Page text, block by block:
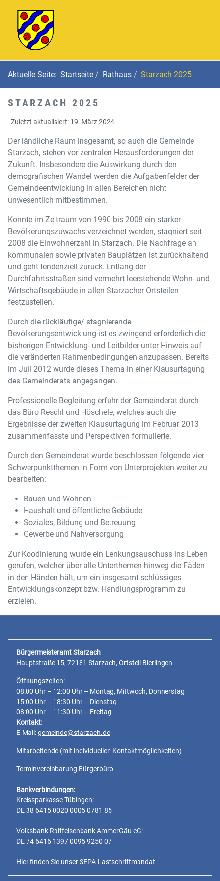
Aktuelle Seite: Startseite Rathaus Starzach 2025
STARZACH 2025
Zuletzt aktualisiert: 19. März 2024
Der ländliche Raum insgesamt, so auch die Gemeinde
Starzach, stehen vor zentralen Herausforderungen der
Zukunft. Insbesondere die Auswirkung durch den
demografischen Wandel werden die Aufgabenfelder der
Gemeindeentwicklung in allen Bereichen nicht
unwesentlich mitbestimmen.
Konnte im Zeitraum von 1990 bis 2008 ein starker
Bevölkerungszuwachs verzeichnet werden, stagniert seit
2008 die Einwohnerzahl in Starzach. Die Nachfrage an
kommunalen sowie privaten Bauplätzen ist zurückhaltend
und geht tendenziell zurück. Entlang der
Durchfahrtsstraßen sind vermehrt leerstehende Wohn- und
Wirtschaftsgebäude in allen Starzacher Ortsteilen
festzustellen.
Durch die rückläufige/ stagnierende
Bevölkerungsentwicklung ist es zwingend erforderlich die
bisherigen Entwicklung- und Leitbilder unter Hinweis auf
die veränderten Rahmenbedingungen anzupassen. Bereits
im Juli 2012 wurde dieses Thema in einer Klausurtagung
des Gemeinderats angegangen.
Professionelle Begleitung erfuhr der Gemeinderat durch
das Büro Reschl und Höschele, welches auch die
Ergebnisse der zweiten Klausurtagung im Februar 2013
zusammenfasste und Perspektiven formulierte.
Durch den Gemeinderat wurde beschlossen folgende vier
Schwerpunktthemen in Form von Unterprojekten weiter zu
bearbeiten:
Bauen und Wohnen
Haushalt und öffentliche Gebäude
Soziales, Bildung und Betreuung
Gewerbe und Nahversorgung
Zur Koodinierung wurde ein Lenkungsauschuss ins Leben
gerufen, welcher über alle Unterthemen hinweg die Fäden
in den Händen hält, um ein insgesamt schlüssiges
Entwicklungskonzept bzw. Handlungsprogramm zu
erzielen.
Bürgermeisteramt Starzach
Hauptstraße 15, 72181 Starzach, Ortsteil Bierlingen
Öffnungszeiten:
08:00 Uhr – 12:00 Uhr – Montag, Mittwoch, Donnerstag
15:00 Uhr – 18:30 Uhr – Dienstag
08:00 Uhr – 11:30 Uhr – Freitag
Kontakt:
E-Mail:gemeinde@starzach.de
Mitarbeitende (mit individuellen Kontaktmöglichkeiten)
Terminvereinbarung Bürgerbüro
Bankverbindungen:
Kreissparkasse Tübingen:
DE 38 6415 0020 0005 0781 85
Volksbank Raiffeisenbank AmmerGäu eG:
DE 74 6416 1397 0095 9250 07
Hier finden Sie unser SEPA-Lastschriftmandat